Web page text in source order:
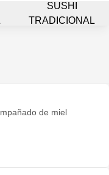
SUSHI
TRADICIONAL
de miel